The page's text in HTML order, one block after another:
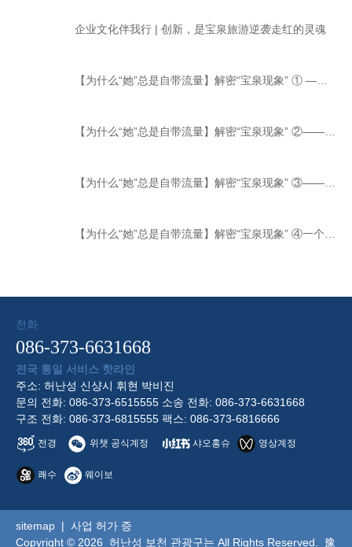
企业文化伴我行 | 创新，是宝泉旅游逆袭走红的灵魂
전화
086-373-6631668
전국 통일 서비스 핫라인
주소: 허난성 신샹시 휘현 박비진
문의 전화: 086-373-6515555 소송 전화: 086-373-6631668
구조 전화: 086-373-6815555 팩스: 086-373-6816666
전경 위챗 공식계정 샤오홍슈 영상계정
쾌수 웨이보
sitemap | 사업 허가 증
Copyright © 2026 허난성 보천 관광구는 All Rights Reserved.
豫